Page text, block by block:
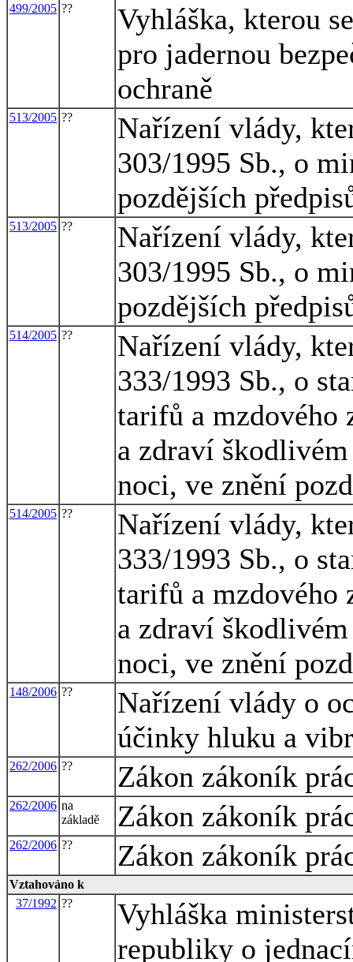
499/2005 ??
Vyhláška, kterou
pro jadernou
ochraně
513/2005 ??
Nařízení vlády,
303/1995 Sb., o
pozdějších
513/2005 ??
Nařízení vlády,
303/1995 Sb., o
pozdějších
514/2005 ??
Nařízení vlády,
333/1993 Sb., o
tarifů a mzdového
a zdraví
noci, ve znění
514/2005 ??
Nařízení vlády,
333/1993 Sb., o
tarifů a mzdového
a zdraví
noci, ve znění
148/2006 ??
Nařízení vlády o
účinky hluku a
262/2006 ?? Zákon zákoník
262/2006 na
základě
Zákon zákoník
262/2006 ?? Zákon zákoník
Vztahováno k
37/1992 ??
Vyhláška
republiky o